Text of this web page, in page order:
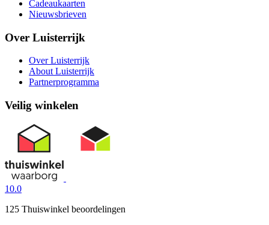
Cadeaukaarten
Nieuwsbrieven
Over Luisterrijk
Over Luisterrijk
About Luisterrijk
Partnerprogramma
Veilig winkelen
10.0
125 Thuiswinkel beoordelingen